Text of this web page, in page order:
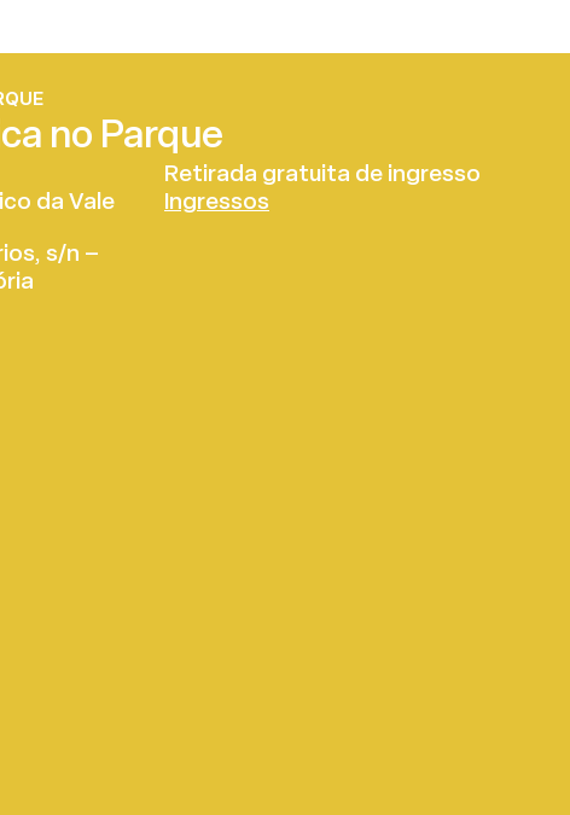
no Parque
da Vale
s/n –
Retirada gratuita de ingresso
Ingressos